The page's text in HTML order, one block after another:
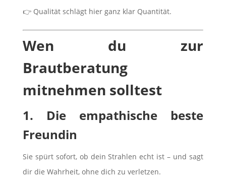
👉 Qualität schlägt hier ganz klar Quantität.
Wen du zur
Brautberatung
mitnehmen solltest
1. Die empathische beste
Freundin
Sie spürt sofort, ob dein Strahlen echt ist – und sagt
dir die Wahrheit, ohne dich zu verletzen.